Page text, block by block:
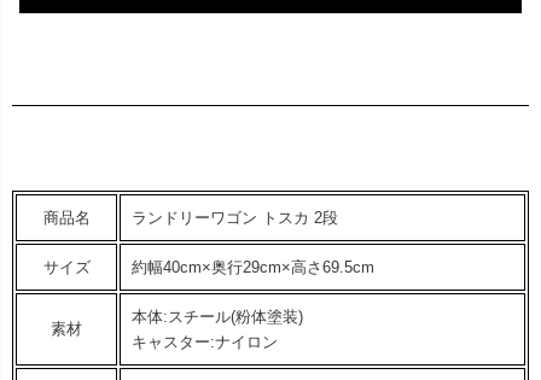
商品名 ランドリーワゴン トスカ 2段
サイズ 約幅40cm×奥行29cm×高さ69.5cm
素材
本体:スチール(粉体塗装)
キャスター:ナイロン